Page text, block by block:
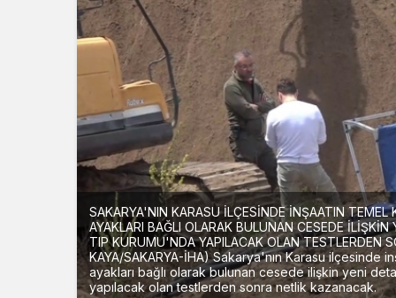
SAKARYA'NIN KARASU İLÇESİNDE İNŞAATIN TEMEL
AYAKLARI BAĞLI OLARAK BULUNAN CESEDE
TIP KURUMU'NDA YAPILACAK OLAN TESTLERDEN
KAYA/SAKARYA-İHA) Sakarya'nın Karasu ilçesinde
ayakları bağlı olarak bulunan cesede ilişkin yeni
yapılacak olan testlerden sonra netlik kazanacak.